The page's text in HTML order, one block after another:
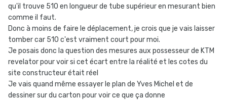
qu'il trouve 510 en longueur de tube supérieur en mesurant bien
comme il faut.
Donc à moins de faire le déplacement, je crois que je vais laisser
tomber car 510 c'est vraiment court pour moi.
Je posais donc la question des mesures aux possesseur de KTM
revelator pour voir si cet écart entre la réalité et les cotes du
site constructeur était réel
Je vais quand même essayer le plan de Yves Michel et de
dessiner sur du carton pour voir ce que ça donne